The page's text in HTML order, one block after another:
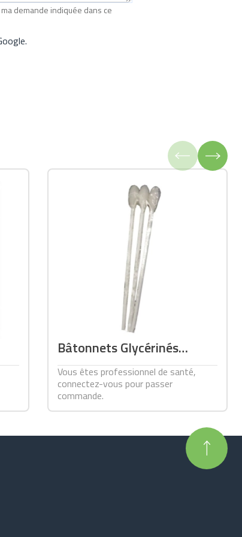
demande indiquée dans ce
Bâtonnets Glycérinés
citronnés boite de 100
Vous êtes professionnel de santé,
connectez-vous pour passer
commande.